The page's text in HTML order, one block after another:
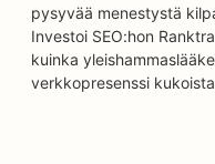
pysyvää menestystä
Investoi SEO:hon
kuinka
verkkopresenssi